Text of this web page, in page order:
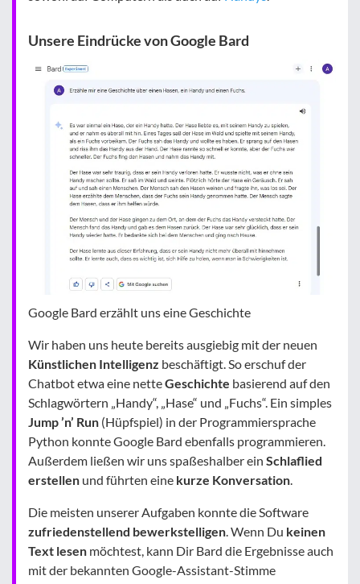
Unsere Eindrücke von Google Bard
Google Bard erzählt uns eine Geschichte
Wir haben uns heute bereits ausgiebig mit der neuen
Künstlichen Intelligenz beschäftigt. So erschuf der
Chatbot etwa eine netteGeschichte basierend auf den
Schlagwörtern „Handy“, „Hase“ und „Fuchs“. Ein simples
Jump ’n’ Run (Hüpfspiel) in der Programmiersprache
Python konnte Google Bard ebenfalls programmieren.
Außerdem ließen wir uns spaßeshalber ein Schlaflied
erstellen und führten eine kurze Konversation.
Die meisten unserer Aufgaben konnte die Software
zufriedenstellend bewerkstelligen. Wenn Du keinen
Text lesen möchtest, kann Dir Bard die Ergebnisse auch
mit der bekannten Google-Assistant-Stimme